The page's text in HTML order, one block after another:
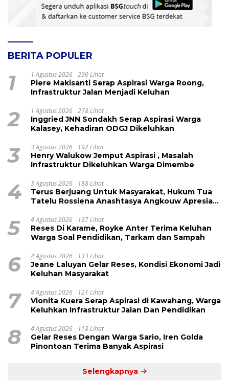
BERITA POPULER
1 1 Agustus 2026 290 Lihat
Piere Makisanti Serap Aspirasi Warga Roong,
Infrastruktur Jalan Menjadi Keluhan
2 1 Agustus 2026 278 Lihat
Inggried JNN Sondakh Serap Aspirasi Warga
Kalasey, Kehadiran ODGJ Dikeluhkan
3 3 Agustus 2026 192 Lihat
Henry Walukow Jemput Aspirasi , Masalah
Infrastruktur Dikeluhkan Warga Dimembe
4 3 Agustus 2026 188 Lihat
Terus Berjuang Untuk Masyarakat, Hukum Tua
Tatelu Rossiena Anashtasya Angkouw Apresiasi
5 4 Agustus 2026 137 Lihat
Reses Di Karame, Royke Anter Terima Keluhan
Warga Soal Pendidikan, Tarkam dan Sampah
6 4 Agustus 2026 133 Lihat
Jeane Laluyan Gelar Reses, Kondisi Ekonomi Jadi
Keluhan Masyarakat
7 4 Agustus 2026 121 Lihat
Vionita Kuera Serap Aspirasi di Kawahang, Warga
Keluhkan Infrastruktur Jalan Dan Pendidikan
8 4 Agustus 2026 118 Lihat
Gelar Reses Dengan Warga Sario, Iren Golda
Pinontoan Terima Banyak Aspirasi
Selengkapnya